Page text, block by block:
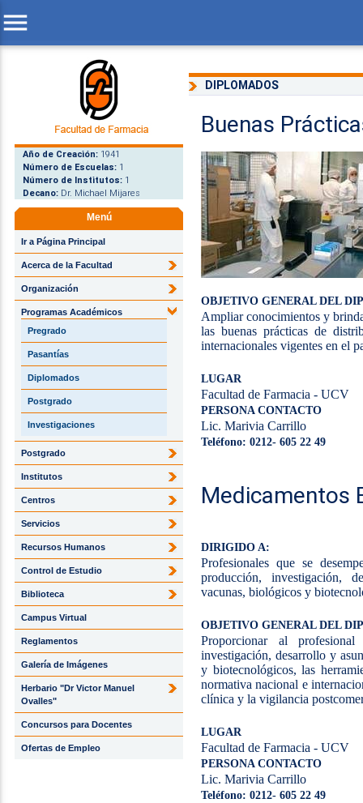
menu
Año de Creación: 1941
Número de Escuelas: 1
Número de Institutos: 1
Decano: Dr. Michael Mijares
Menú
Ir a Página Principal
Acerca de la Facultad
Organización
Programas Académicos
Pregrado
Pasantías
Diplomados
Postgrado
Investigaciones
Postgrado
Institutos
Centros
Servicios
Recursos Humanos
Control de Estudio
Biblioteca
Campus Virtual
Reglamentos
Galería de Imágenes
Herbario "Dr Victor Manuel
Ovalles"
Concursos para Docentes
Ofertas de Empleo
DIPLOMADOS
Buenas
OBJETIVO GENERAL DEL
Ampliar conocimientos y
las buenas prácticas de
internacionales vigentes en el
LUGAR
Facultad de Farmacia - UCV
PERSONA CONTACTO
Lic. Marivia Carrillo
Teléfono: 0212- 605 22 49
Medicamentos
DIRIGIDO A:
Profesionales que se
producción, investigación,
vacunas, biológicos y
OBJETIVO GENERAL DEL
Proporcionar al
investigación, desarrollo y
y biotecnológicos, las
normativa nacional e
clínica y la vigilancia
LUGAR
Facultad de Farmacia - UCV
PERSONA CONTACTO
Lic. Marivia Carrillo
Teléfono: 0212- 605 22 49